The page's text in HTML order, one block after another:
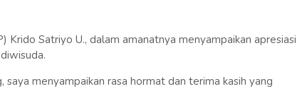
Satriyo U., dalam amanatnya menyampaikan apresiasi
menyampaikan rasa hormat dan terima kasih yang